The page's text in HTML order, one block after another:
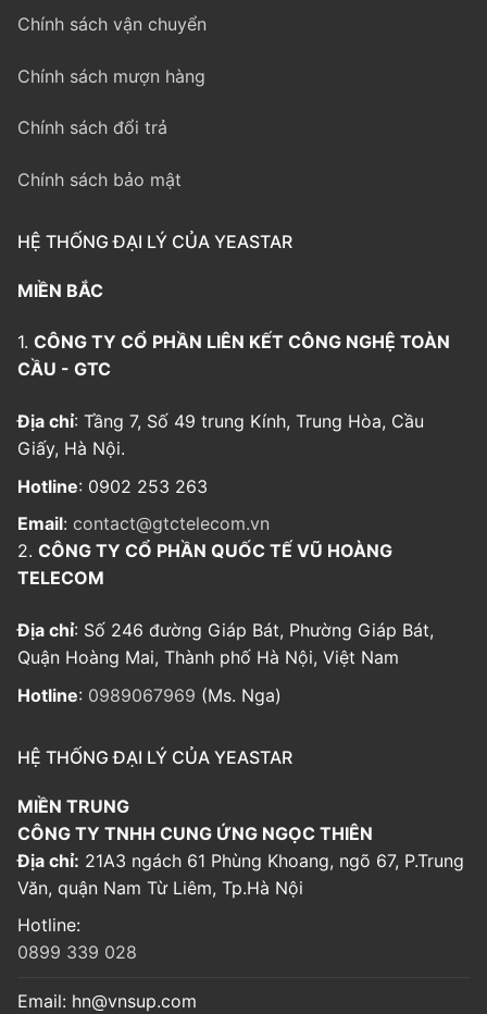
Chính sách vận chuyển
Chính sách mượn hàng
Chính sách đổi trả
Chính sách bảo mật
HỆ THỐNG ĐẠI LÝ CỦA YEASTAR
MIỀN BẮC
1. CÔNG TY CỔ PHẦN LIÊN KẾT CÔNG NGHỆ TOÀN
CẦU - GTC
Địa chỉ: Tầng 7, Số 49 trung Kính, Trung Hòa, Cầu
Giấy, Hà Nội.
Hotline: 0902 253 263
Email: contact@gtctelecom.vn
2. CÔNG TY CỔ PHẦN QUỐC TẾ VŨ HOÀNG
TELECOM
Địa chỉ: Số 246 đường Giáp Bát, Phường Giáp Bát,
Quận Hoàng Mai, Thành phố Hà Nội, Việt Nam
Hotline: 0989067969 (Ms. Nga)
HỆ THỐNG ĐẠI LÝ CỦA YEASTAR
MIỀN TRUNG
CÔNG TY TNHH CUNG ỨNG NGỌC THIÊN
Địa chỉ: 21A3 ngách 61 Phùng Khoang, ngõ 67, P.Trung
Văn, quận Nam Từ Liêm, Tp.Hà Nội
Hotline:
0899 339 028
Email: hn@vnsup.com